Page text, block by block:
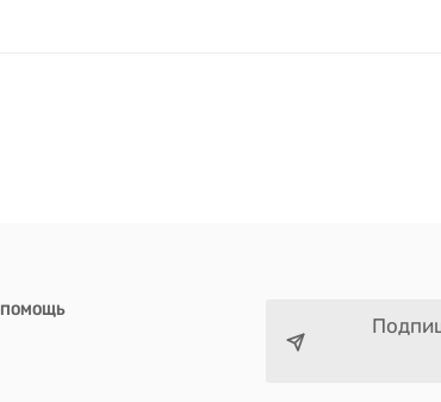
ПОМОЩЬ